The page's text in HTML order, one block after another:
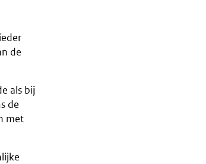
de
als bij
de
met